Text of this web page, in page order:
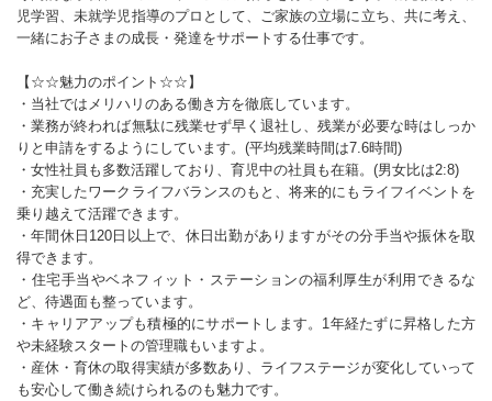
児学習、未就学児指導のプロとして、ご家族の立場に立ち、共に考え、
一緒にお子さまの成長・発達をサポートする仕事です。
【☆☆魅力のポイント☆☆】
・当社ではメリハリのある働き方を徹底しています。
・業務が終われば無駄に残業せず早く退社し、残業が必要な時はしっか
りと申請をするようにしています。(平均残業時間は7.6時間)
・女性社員も多数活躍しており、育児中の社員も在籍。(男女比は2:8)
・充実したワークライフバランスのもと、将来的にもライフイベントを
乗り越えて活躍できます。
・年間休日120日以上で、休日出勤がありますがその分手当や振休を取
得できます。
・住宅手当やベネフィット・ステーションの福利厚生が利用できるな
ど、待遇面も整っています。
・キャリアアップも積極的にサポートします。1年経たずに昇格した方
や未経験スタートの管理職もいますよ。
・産休・育休の取得実績が多数あり、ライフステージが変化していって
も安心して働き続けられるのも魅力です。